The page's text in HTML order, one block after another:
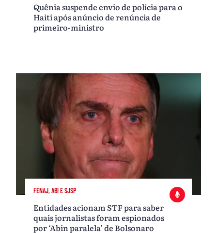
Quênia suspende envio de polícia para o
Haiti após anúncio de renúncia de
primeiro-ministro
FENAJ, ABI E SJSP
Entidades acionam STF para saber
quais jornalistas foram espionados
por ‘Abin paralela’ de Bolsonaro